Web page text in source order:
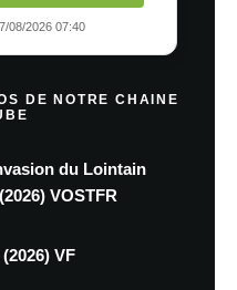
08/2026 07:40
DE NOTRE CHAINE
du Lointain
VOSTFR
VF